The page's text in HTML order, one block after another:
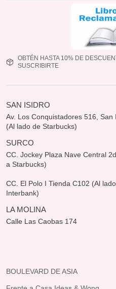
OBTÉN HASTA 10% DE
SUSCRIBIRTE
SAN ISIDRO
Av. Los Conquistadores 516, San
(Al lado de Starbucks)
SURCO
CC. Jockey Plaza Nave Central
a Starbucks)
CC. El Polo I Tienda C102 (Al
Interbank)
LA MOLINA
Calle Las Caobas 174
BOULEVARD DE ASIA